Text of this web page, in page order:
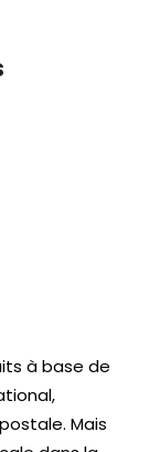
à base de
Mais